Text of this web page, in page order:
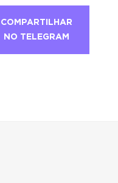
COMPARTILHAR
NO TELEGRAM